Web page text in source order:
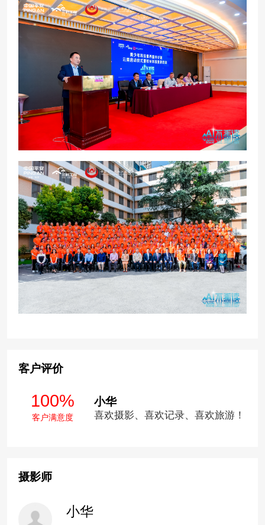
客户评价
100%
客户满意度
小华
喜欢摄影、喜欢记录、喜欢旅游！
摄影师
小华